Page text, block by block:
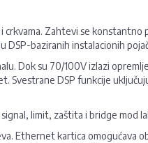
Zahtevi se
DSP-baziranih instalacionih
Dok su 70/100V izlazi
DSP funkcije
limit, zaštita i bridge mod
Ethernet kartica omogućava